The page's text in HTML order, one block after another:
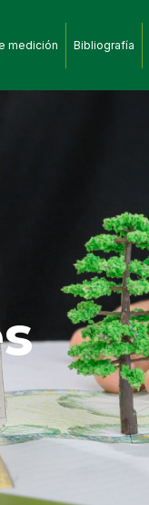
medición Bibliografía